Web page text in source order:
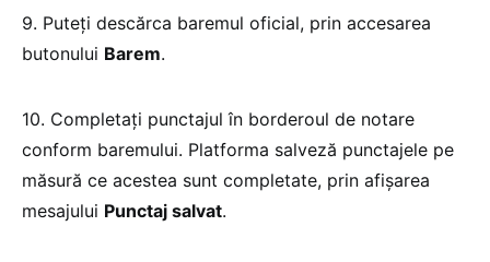
9. Puteți descărca baremul oficial, prin accesarea
butonului Barem.
10. Completați punctajul în borderoul de notare
conform baremului. Platforma salveză punctajele pe
măsură ce acestea sunt completate, prin afișarea
mesajului Punctaj salvat.